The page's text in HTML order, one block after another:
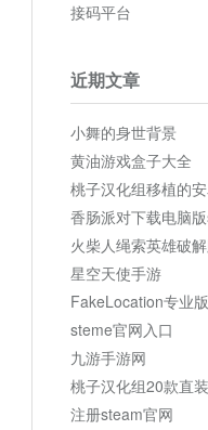
接码平台
近期文章
小舞的身世背景
黄油游戏盒子大全
桃子汉化组移植的
香肠派对下载电脑
火柴人绳索英雄破
星空天使手游
FakeLocation专业版
steme官网入口
九游手游网
桃子汉化组20款直
注册steam官网